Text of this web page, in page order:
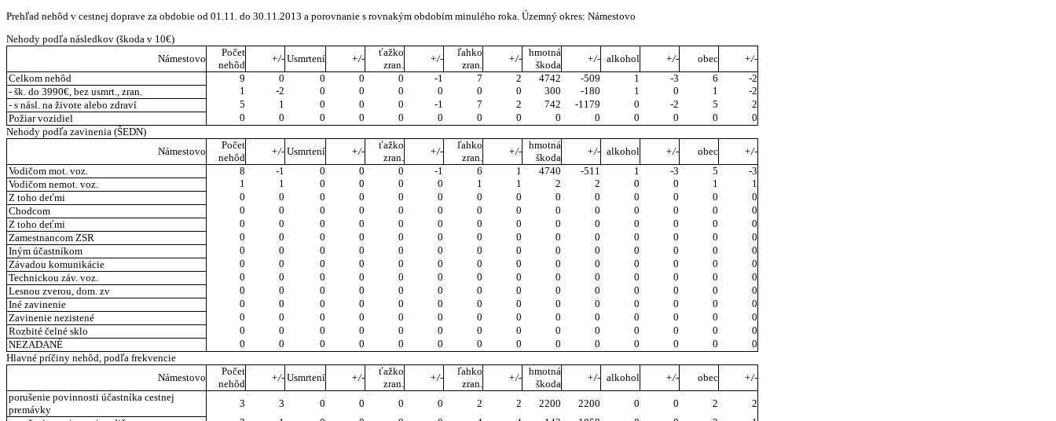
Prehľad nehôd v cestnej doprave za obdobie od 01.11. do 30.11.2013 a porovnanie s rovnakým obdobím minulého roka. Územný okres: Námestovo
Nehody podľa následkov (škoda v 10€)
Námestovo
Počet
nehôd
+/- Usmrtení +/-
ťažko
zran.
+/-
ľahko
zran.
+/-
hmotná
škoda
+/- alkohol +/- obec
+/-
Celkom nehôd
9 0 0 0 0 -1 7 2 4742 -509 1 -3 6
-2
- šk. do 3990€, bez usmrt., zran.
1 -2 0 0 0 0 0 0 300 -180 1 0 1
-2
- s násl. na živote alebo zdraví
5 1 0 0 0 -1 7 2 742 -1179 0 -2 5
2
Požiar vozidiel
0 0 0 0 0 0 0 0 0 0 0 0 0
0
Nehody podľa zavinenia (ŠEDN)
Námestovo
Počet
nehôd
+/- Usmrtení +/-
ťažko
zran.
+/-
ľahko
zran.
+/-
hmotná
škoda
+/- alkohol +/- obec
+/-
Vodičom mot. voz.
8 -1 0 0 0 -1 6 1 4740 -511 1 -3 5
-3
Vodičom nemot. voz.
1 1 0 0 0 0 1 1 2 2 0 0 1
1
Z toho deťmi
0 0 0 0 0 0 0 0 0 0 0 0 0
0
Chodcom
0 0 0 0 0 0 0 0 0 0 0 0 0
0
Z toho deťmi
0 0 0 0 0 0 0 0 0 0 0 0 0
0
Zamestnancom ZSR
0 0 0 0 0 0 0 0 0 0 0 0 0
0
Iným účastníkom
0 0 0 0 0 0 0 0 0 0 0 0 0
0
Závadou komunikácie
0 0 0 0 0 0 0 0 0 0 0 0 0
0
Technickou záv. voz.
0 0 0 0 0 0 0 0 0 0 0 0 0
0
Lesnou zverou, dom. zv
0 0 0 0 0 0 0 0 0 0 0 0 0
0
Iné zavinenie
0 0 0 0 0 0 0 0 0 0 0 0 0
0
Zavinenie nezistené
0 0 0 0 0 0 0 0 0 0 0 0 0
0
Rozbité čelné sklo
0 0 0 0 0 0 0 0 0 0 0 0 0
0
NEZADANÉ
0 0 0 0 0 0 0 0 0 0 0 0 0
0
Hlavné príčiny nehôd, podľa frekvencie
Námestovo
Počet
nehôd
+/- Usmrtení +/-
ťažko
zran.
+/-
ľahko
zran.
+/-
hmotná
škoda
+/- alkohol +/- obec
+/-
porušenie povinnosti účastníka cestnej
premávky
3 3 0 0 0 0 2 2 2200 2200 0 0 2
2